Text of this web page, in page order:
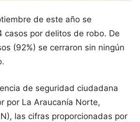
de este año se
casos por delitos de robo. De
(92%) se cerraron sin ningún
de seguridad ciudadana
por La Araucanía Norte,
las cifras proporcionadas por